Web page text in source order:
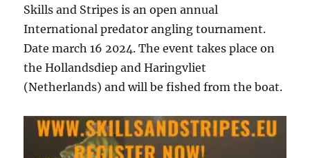
Skills and Stripes is an open annual
International predator angling tournament.
Date march 16 2024. The event takes place on
the Hollandsdiep and Haringvliet
(Netherlands) and will be fished from the boat.